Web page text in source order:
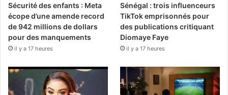
Sécurité des enfants : Meta
écope d’une amende record
de 942 millions de dollars
pour des manquements
il y a 17 heures
Sénégal : trois influenceurs
TikTok emprisonnés pour
des publications critiquant
Diomaye Faye
il y a 17 heures